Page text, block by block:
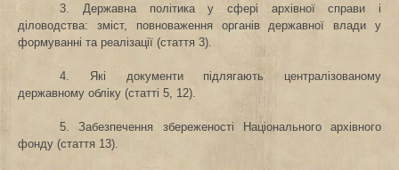
3. Державна політика у сфері архівної справи і
діловодства: зміст, повноваження органів державної влади у
формуванні та реалізації (стаття 3).
4. Які документи підлягають централізованому
державному обліку (статті 5, 12).
5. Забезпечення збереженості Національного архівного
фонду (стаття 13).